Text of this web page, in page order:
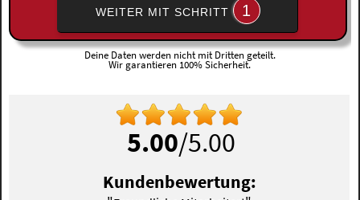
WEITER MIT SCHRITT 1
Deine Daten werden nicht mit Dritten geteilt.
Wir garantieren 100% Sicherheit.
5.00/5.00
Kundenbewertung: